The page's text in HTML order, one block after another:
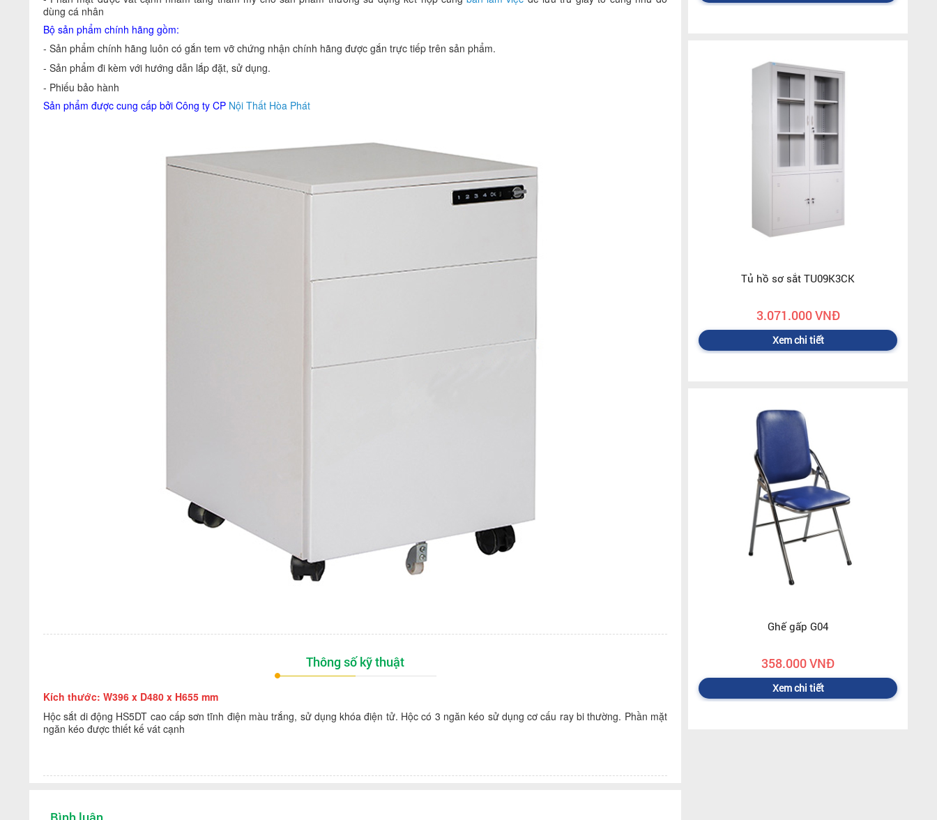
dùng cá nhân
Bộ sản phẩm chính hãng gồm:
- Sản phẩm chính hãng luôn có gắn tem vỡ chứng nhận chính hãng được gắn trực tiếp trên sản phẩm.
- Sản phẩm đi kèm với hướng dẫn lắp đặt, sử dụng.
- Phiếu bảo hành
Sản phẩm được cung cấp bởi Công ty CP Nội Thất Hòa Phát
Thông số kỹ thuật
Kích thước: W396 x D480 x H655 mm
Hộc sắt di động HS5DT cao cấp sơn tĩnh điện màu trắng, sử dụng khóa điện tử. Hộc có 3 ngăn kéo sử dụng cơ cấu ray bi thường. Phần mặt
ngăn kéo được thiết kế vát cạnh
Tủ hồ sơ sắt TU09K3CK
3.071.000 VNĐ
Xem chi tiết
Ghế gấp G04
358.000 VNĐ
Xem chi tiết